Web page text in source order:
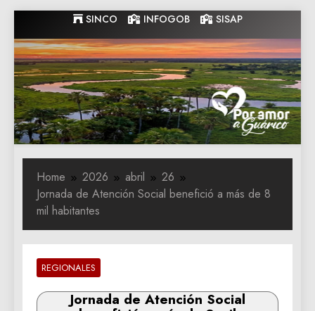
to
content
SINCO INFOGOB SISAP
Gobernacion
de Guarico
Gobernacion de Guarico
Home 2026 abril
26
Jornada de Atención Social benefició a más de 8
mil habitantes
REGIONALES
Jornada de Atención Social